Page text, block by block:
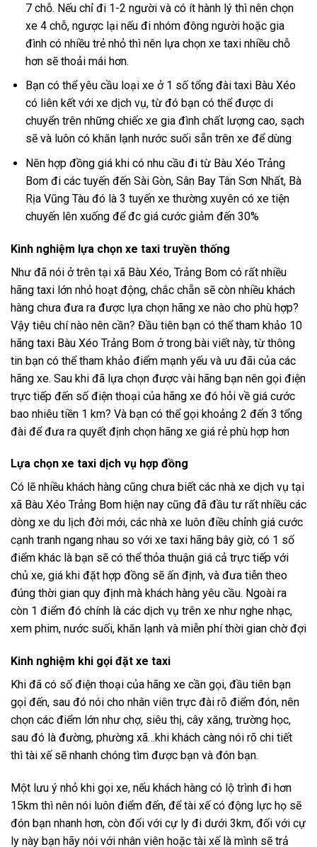
7 chỗ. Nếu chỉ đi 1-2 người và có ít hành lý thì nên chọn
xe 4 chỗ, ngược lại nếu đi nhóm đông người hoặc gia
đình có nhiều trẻ nhỏ thì nên lựa chọn xe taxi nhiều chỗ
hơn sẽ thoải mái hơn.
Bạn có thể yêu cầu loại xe ở 1 số tổng đài taxi Bàu Xéo
có liên kết với xe dịch vụ, từ đó bạn có thể được di
chuyển trên những chiếc xe gia đình chất lượng cao, sạch
sẽ và luôn có khăn lạnh nước suối sẵn trên xe để dùng
Nên hợp đồng giá khi có nhu cầu đi từ Bàu Xéo Trảng
Bom đi các tuyến đến Sài Gòn, Sân Bay Tân Sơn Nhất, Bà
Rịa Vũng Tàu đó là 3 tuyến xe thường xuyên có xe tiện
chuyến lên xuống để đc giá cước giảm đến 30%
Kinh nghiệm lựa chọn xe taxi truyền thống
Như đã nói ở trên tại xã Bàu Xéo, Trảng Bom có rất nhiều
hãng taxi lớn nhỏ hoạt động, chắc chẵn sẽ còn nhiều khách
hàng chưa đưa ra được lựa chọn hãng xe nào cho phù hợp?
Vậy tiêu chí nào nên cần? Đầu tiên bạn có thể tham khảo 10
hãng taxi Bàu Xéo Trảng Bom ở trong bài viết này, từ thông
tin bạn có thể tham khảo điểm mạnh yếu và ưu đãi của các
hãng xe. Sau khi đã lựa chọn được vài hãng bạn nên gọi điện
trực tiếp đến số điện thoại của hãng xe đó hỏi về giá cước
bao nhiêu tiền 1 km? Và bạn có thể gọi khoảng 2 đến 3 tổng
đài để đưa ra quyết định chọn hãng xe giá rẻ phù hợp hơn
Lựa chọn xe taxi dịch vụ hợp đồng
Có lẽ nhiều khách hàng cũng chưa biết các nhà xe dịch vụ tại
xã Bàu Xéo Trảng Bom hiện nay cũng đã đầu tư rất nhiều các
dòng xe du lịch đời mới, các nhà xe luôn điều chỉnh giá cước
cạnh tranh ngang nhau so với xe taxi hãng bây giờ, có 1 số
điểm khác là bạn sẽ có thể thỏa thuận giá cả trực tiếp với
chủ xe, giá khi đặt hợp đồng sẽ ấn định, và đưa tiễn theo
đúng thời gian quy định mà khách hàng yêu cầu. Ngoài ra
còn 1 điểm đó chính là các dịch vụ trên xe như nghe nhạc,
xem phim, nước suối, khăn lạnh và miễn phí thời gian chờ đợi
Kinh nghiệm khi gọi đặt xe taxi
Khi đã có số điện thoại của hãng xe cần gọi, đầu tiên bạn
gọi đến, sau đó nói cho nhân viên trực đài rõ điểm đón, nên
chọn các điểm lớn như chợ, siêu thị, cây xăng, trường học,
sau đó là đường, phường xã…khi khách càng nói rõ chi tiết
thì tài xế sẽ nhanh chóng tìm được bạn và đón bạn.
Một lưu ý nhỏ khi gọi xe, nếu khách hàng có lộ trình đi hơn
15km thì nên nói luôn điểm đến, để tài xế có động lực họ sẽ
đón bạn nhanh hơn, còn đối với cự ly đi dưới 3km, đối với cự
ly này bạn hãy nói với nhân viên hoặc tài xế là mình sẽ trả